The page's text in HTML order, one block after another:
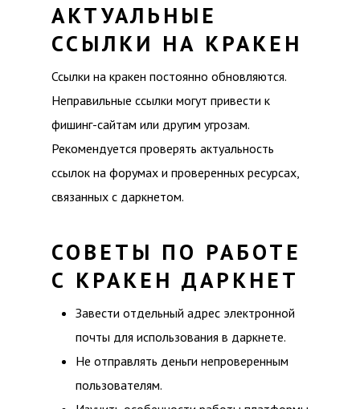
АКТУАЛЬНЫЕ
ССЫЛКИ НА КРАКЕН
Ссылки на кракен постоянно обновляются.
Неправильные ссылки могут привести к
фишинг-сайтам или другим угрозам.
Рекомендуется проверять актуальность
ссылок на форумах и проверенных ресурсах,
связанных с даркнетом.
СОВЕТЫ ПО РАБОТЕ
С КРАКЕН ДАРКНЕТ
Завести отдельный адрес электронной
почты для использования в даркнете.
Не отправлять деньги непроверенным
пользователям.